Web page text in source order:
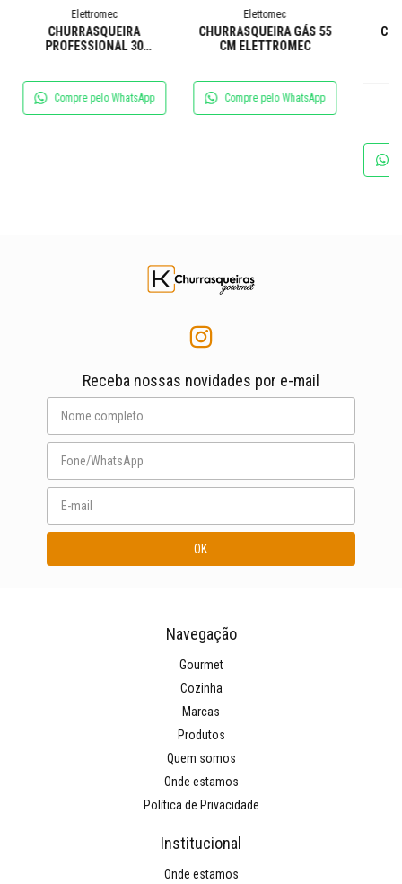
Elettromec
CHURRASQUEIRA
PROFESSIONAL 30
Compre pelo WhatsApp
Elettomec
CHURRASQUEIRA GÁS 55
CM ELETTROMEC
Compre pelo WhatsApp
Receba nossas novidades por e-mail
Navegação
Gourmet
Cozinha
Marcas
Produtos
Quem somos
Onde estamos
Política de Privacidade
Institucional
Onde estamos